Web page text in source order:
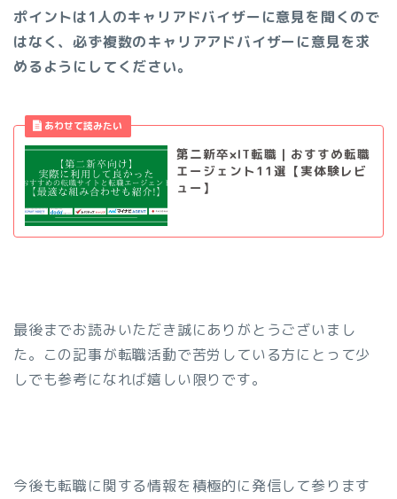
ポイントは1人のキャリアドバイザーに意見を聞くので
はなく、必ず複数のキャリアアドバイザーに意見を求
めるようにしてください。
第二新卒×IT転職｜おすすめ転職
エージェント11選【実体験レビ
ュー】
最後までお読みいただき誠にありがとうございまし
た。この記事が転職活動で苦労している方にとって少
しでも参考になれば嬉しい限りです。
今後も転職に関する情報を積極的に発信して参ります